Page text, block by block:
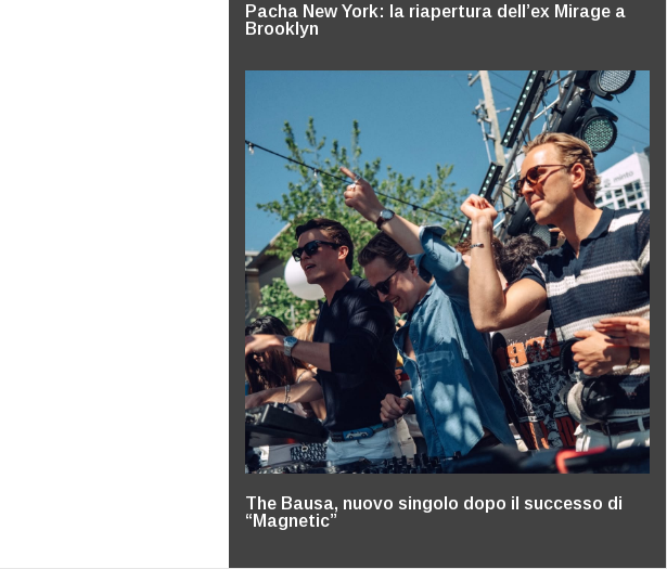
Pacha New York: la riapertura dell’ex Mirage a
Brooklyn
The Bausa, nuovo singolo dopo il successo di
“Magnetic”